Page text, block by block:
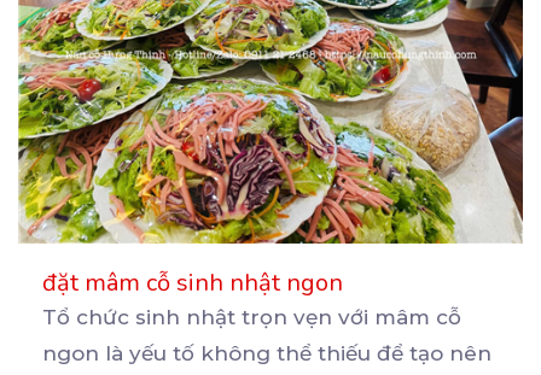
đặt mâm cỗ sinh nhật ngon
Tổ chức sinh nhật trọn vẹn với mâm cỗ
ngon là yếu tố không thể thiếu để tạo nên